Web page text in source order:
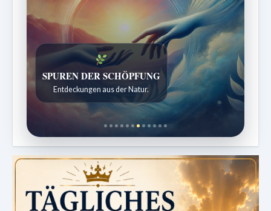
SPUREN DER SCHÖPFUNG
Entdeckungen aus der Natur.